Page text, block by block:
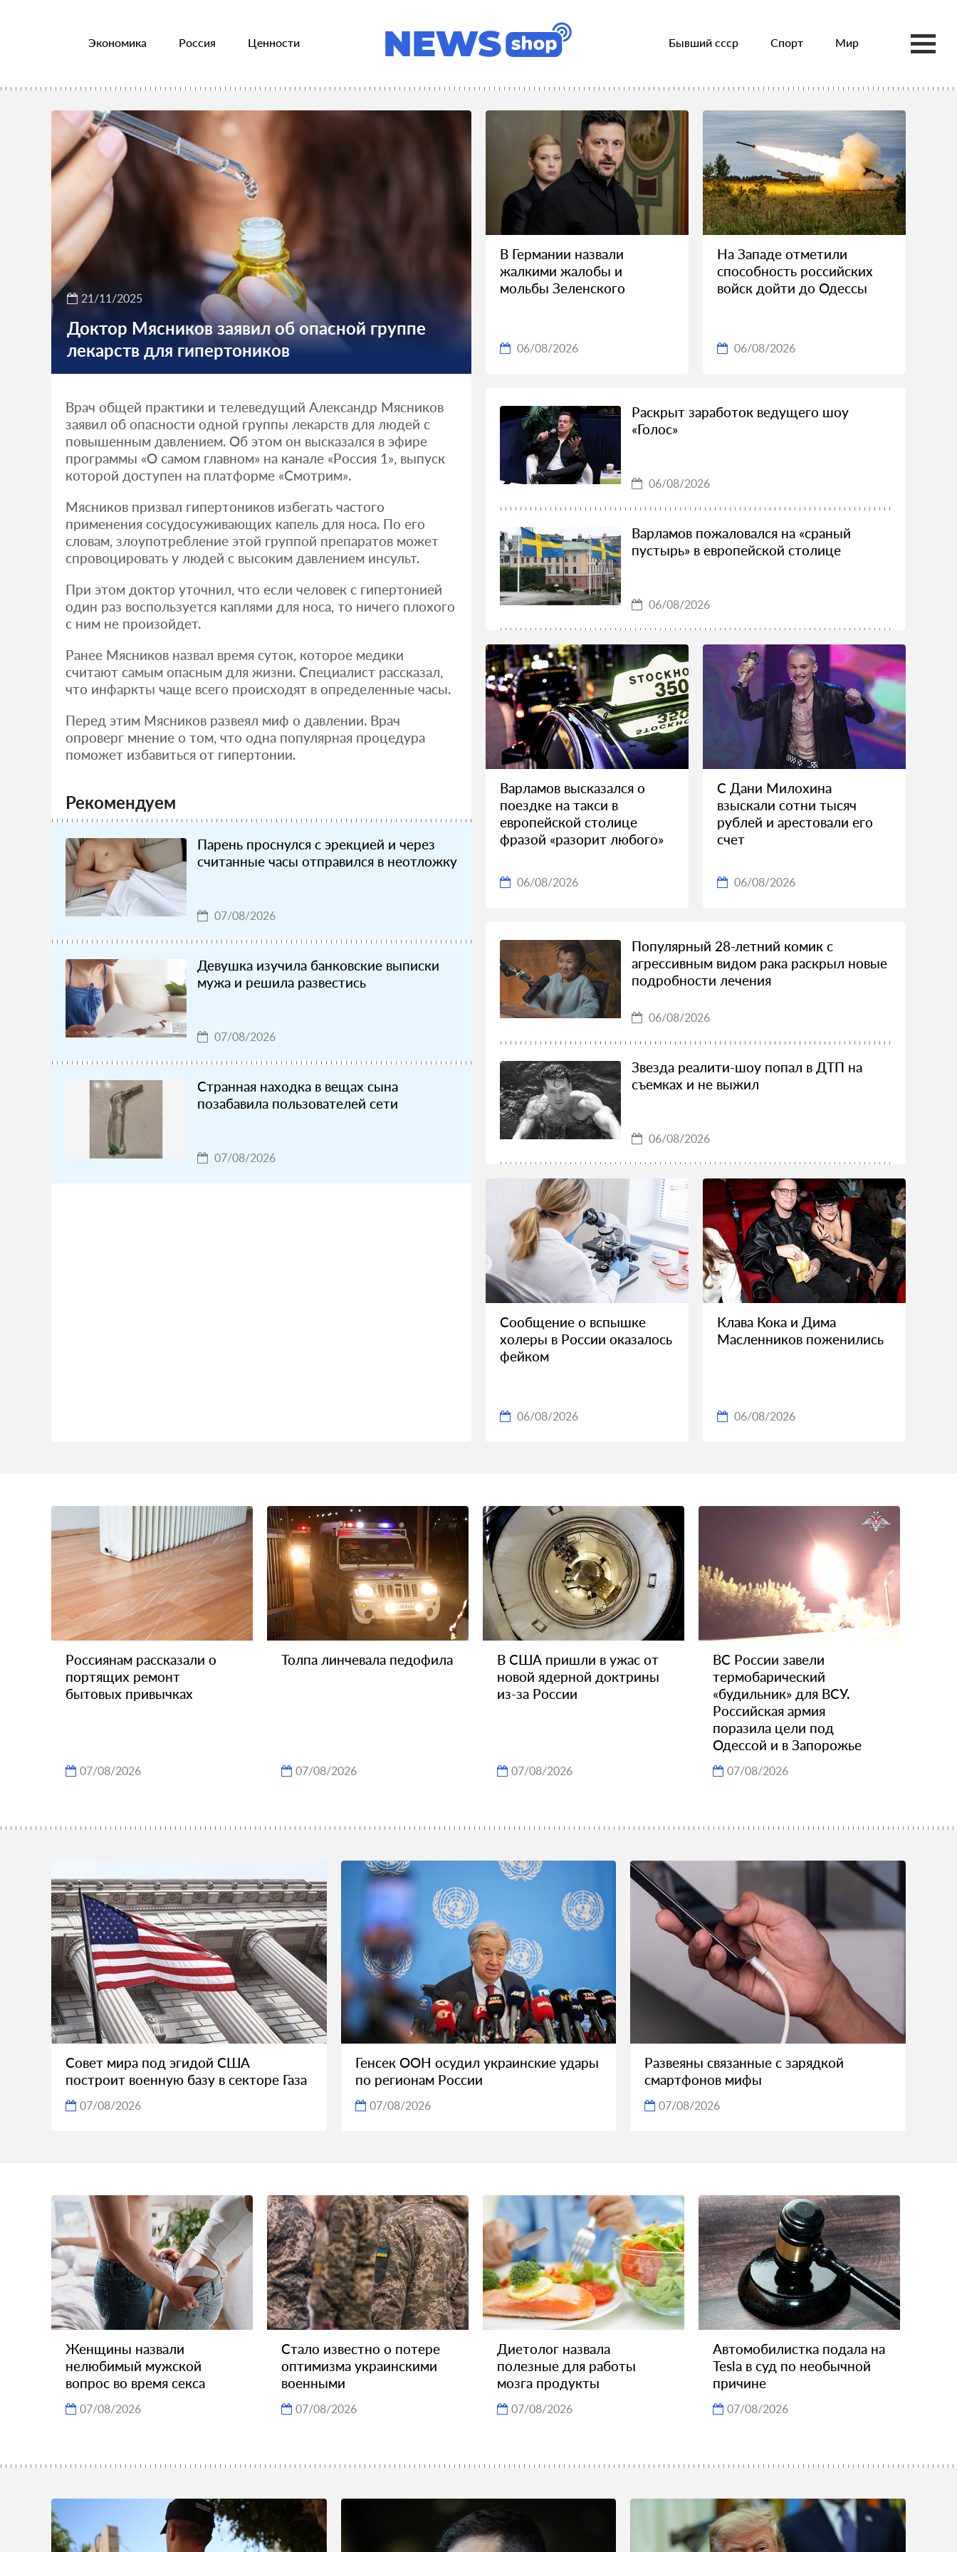
Экономика Россия Ценности Бывший ссср Спорт Мир
21/11/2025
Доктор Мясников заявил об опасной группе
лекарств для гипертоников
Врач общей практики и телеведущий Александр Мясников
заявил об опасности одной группы лекарств для людей с
повышенным давлением. Об этом он высказался в эфире
программы «О самом главном» на канале «Россия 1», выпуск
которой доступен на платформе «Смотрим».
Мясников призвал гипертоников избегать частого
применения сосудосуживающих капель для носа. По его
словам, злоупотребление этой группой препаратов может
спровоцировать у людей с высоким давлением инсульт.
При этом доктор уточнил, что если человек с гипертонией
один раз воспользуется каплями для носа, то ничего плохого
с ним не произойдет.
Ранее Мясников назвал время суток, которое медики
считают самым опасным для жизни. Специалист рассказал,
что инфаркты чаще всего происходят в определенные часы.
Перед этим Мясников развеял миф о давлении. Врач
опроверг мнение о том, что одна популярная процедура
поможет избавиться от гипертонии.
Рекомендуем
Парень проснулся с эрекцией и через
считанные часы отправился в неотложку
07/08/2026
Девушка изучила банковские выписки
мужа и решила развестись
07/08/2026
Странная находка в вещах сына
позабавила пользователей сети
07/08/2026
В Германии назвали
жалкими жалобы и
мольбы Зеленского
06/08/2026
На Западе отметили
способность российских
войск дойти до Одессы
06/08/2026
Раскрыт заработок ведущего шоу
«Голос»
06/08/2026
Варламов пожаловался на «сраный
пустырь» в европейской столице
06/08/2026
Варламов высказался о
поездке на такси в
европейской столице
фразой «разорит любого»
06/08/2026
С Дани Милохина
взыскали сотни тысяч
рублей и арестовали его
счет
06/08/2026
Популярный 28-летний комик с
агрессивным видом рака раскрыл новые
подробности лечения
06/08/2026
Звезда реалити-шоу попал в ДТП на
съемках и не выжил
06/08/2026
Сообщение о вспышке
холеры в России оказалось
фейком
06/08/2026
Клава Кока и Дима
Масленников поженились
06/08/2026
Россиянам рассказали о
портящих ремонт
бытовых привычках
07/08/2026
Толпа линчевала педофила
07/08/2026
В США пришли в ужас от
новой ядерной доктрины
из-за России
07/08/2026
ВС России завели
термобарический
«будильник» для ВСУ.
Российская армия
поразила цели под
Одессой и в Запорожье
07/08/2026
Совет мира под эгидой США
построит военную базу в секторе Газа
07/08/2026
Генсек ООН осудил украинские удары
по регионам России
07/08/2026
Развеяны связанные с зарядкой
смартфонов мифы
07/08/2026
Женщины назвали
нелюбимый мужской
вопрос во время секса
07/08/2026
Стало известно о потере
оптимизма украинскими
военными
07/08/2026
Диетолог назвала
полезные для работы
мозга продукты
07/08/2026
Автомобилистка подала на
Tesla в суд по необычной
причине
07/08/2026